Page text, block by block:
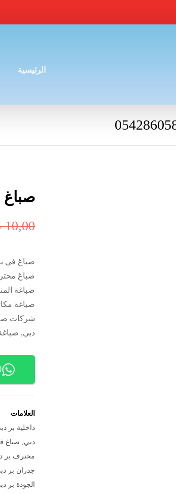
الرئيسية
صباغ في
10,00
صباغ في
صباغ
صباغة
صباغة
شركات
دبي,
العلامات
داخلية بر
دبي
صباغ
محترف بر
جدران بر
الجودة بر